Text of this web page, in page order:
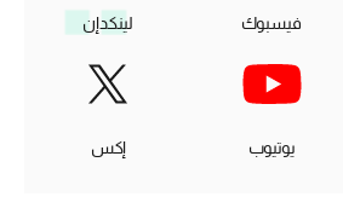
فيسبوك لينكدإن
يوتيوب إكس